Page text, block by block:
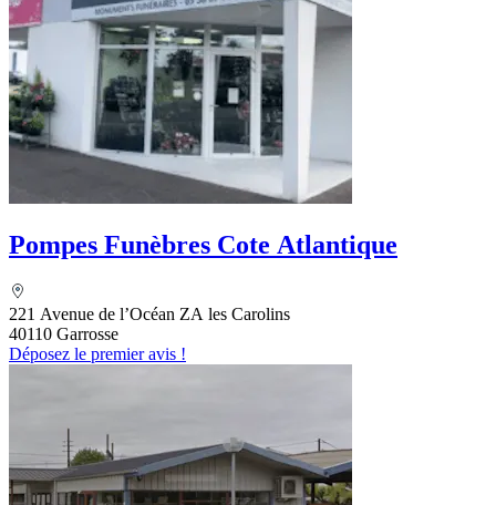
Pompes Funèbres Cote Atlantique
221 Avenue de l’Océan ZA les Carolins
40110 Garrosse
Déposez le premier avis !